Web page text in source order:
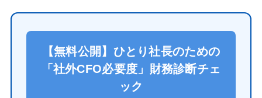
【無料公開】ひとり社長のための
「社外CFO必要度」財務診断チェ
ック